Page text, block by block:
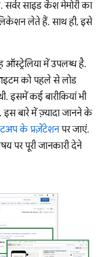
साइड कैश मेमोरी का
लेते हैं. साथ ही, इसे
ऑस्ट्रेलिया में उपलब्ध है.
को पहले से लोड
इसमें कई बारीकियां भी
इस बारे में ज़्यादा जानने के
के प्रज़ेंटेशनपर जाएं.
पर पूरी जानकारी देने